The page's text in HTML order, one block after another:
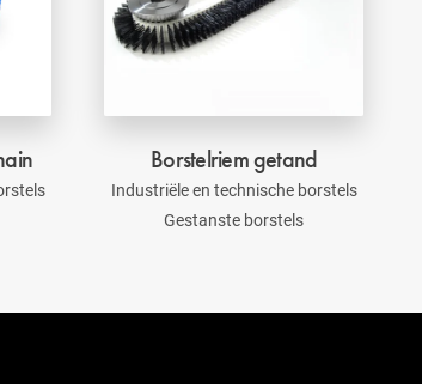
Borstelriem getand
Industriële en technische borstels
Gestanste borstels